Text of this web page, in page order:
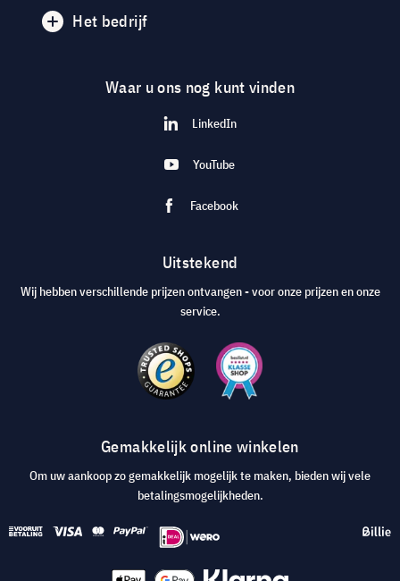
Het bedrijf
Waar u ons nog kunt vinden
LinkedIn
YouTube
Facebook
Uitstekend
Wij hebben verschillende prijzen ontvangen - voor onze prijzen en onze
service.
Gemakkelijk online winkelen
Om uw aankoop zo gemakkelijk mogelijk te maken, bieden wij vele
betalingsmogelijkheden.